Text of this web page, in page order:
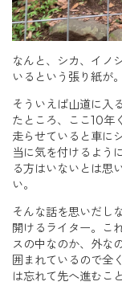
なんと、シカ、イノ
いるという張り紙が。
そういえば山道に入
たところ、ここ10年
走らせていると車に
当に気を付けるよう
る方はいないとは思
い。
そんな話を思いだし
開けるライター。こ
スの中なのか、外な
囲まれているので全
は忘れて先へ進むこと